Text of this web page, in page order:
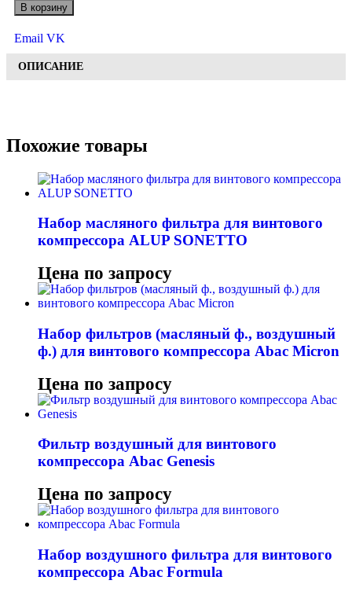
В корзину
Email VK
ОПИСАНИЕ
Похожие товары
Набор масляного фильтра для винтового
компрессора ALUP SONETTO
Цена по запросу
Набор фильтров (масляный ф., воздушный
ф.) для винтового компрессора Abac Micron
Цена по запросу
Фильтр воздушный для винтового
компрессора Abac Genesis
Цена по запросу
Набор воздушного фильтра для винтового
компрессора Abac Formula